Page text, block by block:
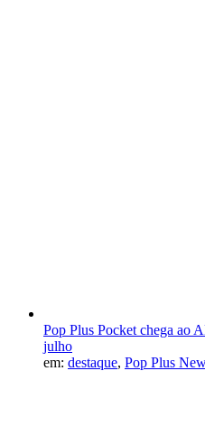
Pop Plus Pocket chega ao
julho
em: destaque, Pop Plus